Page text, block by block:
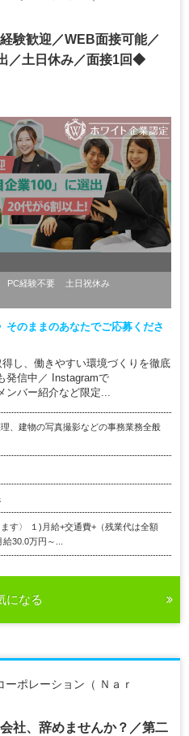
験歓迎／WEB面接可能／
／土日休み／面接1回◆
PC経験不要
土日祝休み
そのままのあなたでご応募くださ
し、働きやすい環境づくりを徹底
発信中／ Instagramで
ンバー紹介など限定...
、建物の写真撮影などの事務業務全般
ます〉 １)月給+交通費+（残業代は全額
30.0万円～...
になる
ポレーション（ Ｎａｒ
社、辞めませんか？／第二